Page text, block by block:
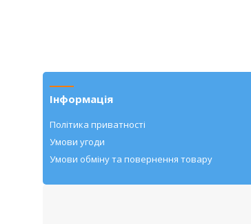
Інформація
Політика приватності
Умови угоди
Умови обміну та повернення товару